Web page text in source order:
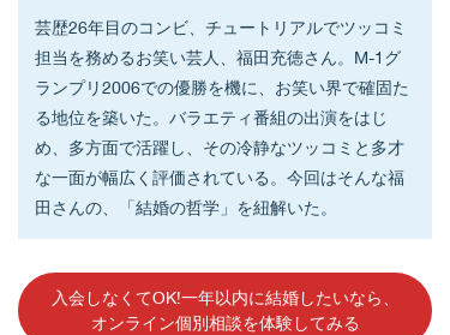
芸歴26年目のコンビ、チュートリアルでツッコミ
担当を務めるお笑い芸人、福田充徳さん。M-1グ
ランプリ2006での優勝を機に、お笑い界で確固た
る地位を築いた。バラエティ番組の出演をはじ
め、多方面で活躍し、その冷静なツッコミと多才
な一面が幅広く評価されている。今回はそんな福
田さんの、「結婚の哲学」を紐解いた。
入会しなくてOK!一年以内に結婚したいなら、
オンライン個別相談を体験してみる